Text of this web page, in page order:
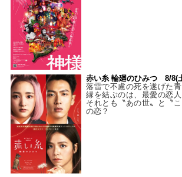
赤い糸 輪廻のひみつ 8/8(
落雷で不慮の死を遂げた
縁を結ぶのは、最愛の恋
それとも〝あの世〟と〝
の恋？